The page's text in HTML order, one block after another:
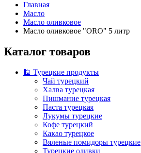
Главная
Масло
Масло оливковое
Масло оливковое "ORO" 5 литр
Каталог товаров
🕌 Турецкие продукты
Чай турецкий
Халва турецкая
Пишмание турецкая
Паста турецкая
Лукумы турецкие
Кофе турецкий
Какао турецкое
Вяленые помидоры турецкие
Турецкие оливки